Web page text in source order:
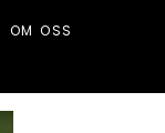
OM OSS